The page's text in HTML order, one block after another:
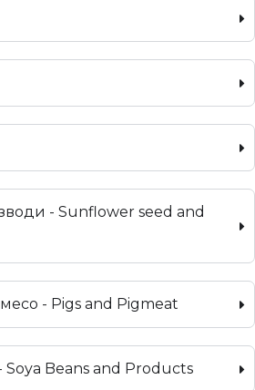
- Sunflower seed and
- Pigs and Pigmeat
Beans and Products